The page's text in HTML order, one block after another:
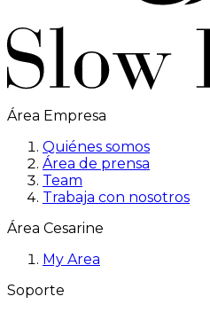
Área Empresa
Quiénes somos
Área de prensa
Team
Trabaja con nosotros
Área Cesarine
My Area
Soporte